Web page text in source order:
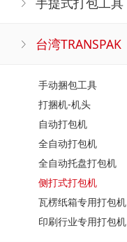
台湾TRANSPAK
手动捆包工具
打捆机-机头
自动打包机
全自动打包机
全自动托盘打包机
侧打式打包机
瓦楞纸箱专用打包机
印刷行业专用打包机